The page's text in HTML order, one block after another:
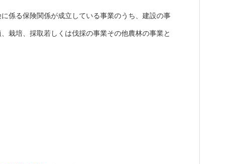
係る保険関係が成立している事業のうち、建設の事
栽培、採取若しくは伐採の事業その他農林の事業と